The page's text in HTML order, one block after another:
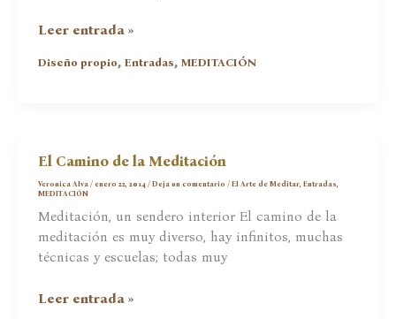
La
como
Leer entrada »
Diseño propio,Entradas,MEDITACIÓN
El Camino de la Meditación
Veronica Alva/enero 22, 2014/Deja un comentario /El Arte de Meditar ,Entradas
MEDITACIÓN
Meditación, un sendero interior El camino de la
meditación es muy diverso, hay infinitos, muchas
técnicas y escuelas; todas muy
El
Leer entrada »